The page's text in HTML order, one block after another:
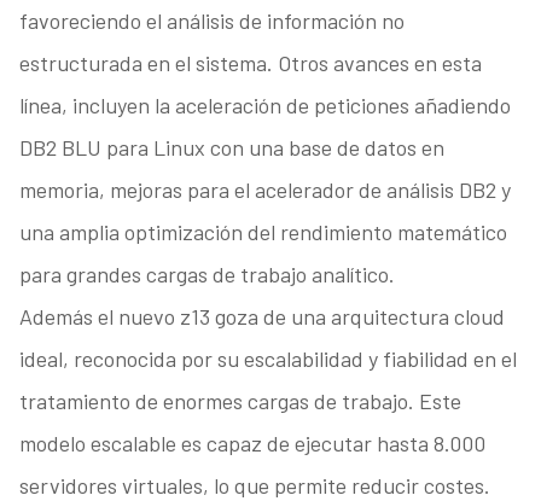
favoreciendo el análisis de información no
estructurada en el sistema. Otros avances en esta
línea, incluyen la aceleración de peticiones añadiendo
DB2 BLU para Linux con una base de datos en
memoria, mejoras para el acelerador de análisis DB2 y
una amplia optimización del rendimiento matemático
para grandes cargas de trabajo analítico.
Además el nuevo z13 goza de una arquitectura cloud
ideal, reconocida por su escalabilidad y fiabilidad en el
tratamiento de enormes cargas de trabajo. Este
modelo escalable es capaz de ejecutar hasta 8.000
servidores virtuales, lo que permite reducir costes.